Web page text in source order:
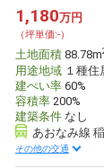
1,180万円
（坪単価:-）
土地面積88.78m
用途地域１種住
建ぺい率60%
容積率200%
建築条件なし
あおなみ線
その他の交通